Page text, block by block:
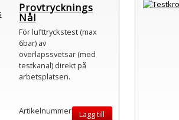
Provtrycknings
Nål
För lufttryckstest (max
6bar) av
överlapssvetsar (med
testkanal) direkt på
arbetsplatsen.
Artikelnummer: 124,306
Lägg till